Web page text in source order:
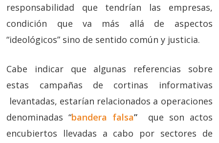
responsabilidad que tendrían las empresas,
condición que va más allá de aspectos
“ideológicos” sino de sentido común y justicia.
Cabe indicar que algunas referencias sobre
estas campañas de cortinas informativas
levantadas, estarían relacionados a operaciones
denominadas “bandera falsa” que son actos
encubiertos llevadas a cabo por sectores de